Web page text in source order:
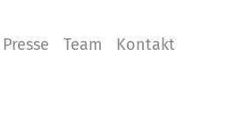
Presse Team Kontakt